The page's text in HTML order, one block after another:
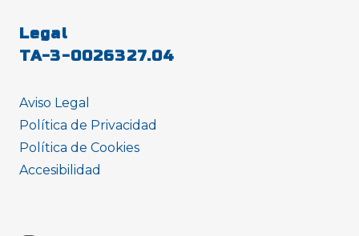
Legal
TA-3-0026327.04
Aviso Legal
Política de Privacidad
Política de Cookies
Accesibilidad